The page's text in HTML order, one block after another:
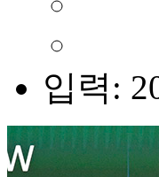
입력: